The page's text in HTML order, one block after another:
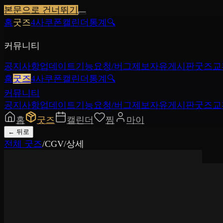
본문으로 건너뛰기
홈굿즈4사쿠폰캘린더 통계 🔍
커뮤니티
공지사항업데이트기능요청/버그제보자유게시판굿즈
홈굿즈4사쿠폰캘린더 통계 🔍
커뮤니티
공지사항업데이트기능요청/버그제보자유게시판굿즈
홈
굿즈 캘린더 찜 마이
← 뒤로
전체 굿즈/CGV/상세